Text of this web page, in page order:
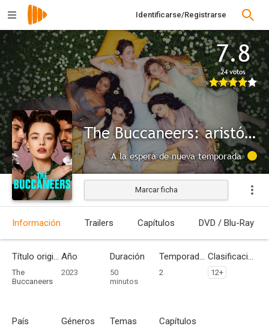
Identificarse/Registrarse
7.8
24 votos
The Buccaneers: aristócratas por amor
A la espera de nueva temporada
Marcar ficha
Información Trailers Capítulos DVD / Blu-Ray
Título original
The
Buccaneers
Año
2023
Duración
50
minutos
Temporadas
2
Clasificación por edades
12+
País Géneros Temas Capítulos